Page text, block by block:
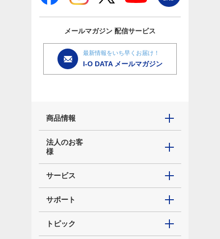
メールマガジン 配信サービス
最新情報をいち早くお届け！
I-O DATA メールマガジン
商品情報
法人のお客
様
サービス
サポート
トピック